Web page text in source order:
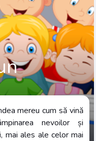
mereu cum să vină
nevoilor și
mai ales ale celor mai